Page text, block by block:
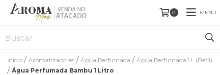
0 MENU
Início / Aromatizadores / Água Perfumada / Água Perfumada 1 L (Refil)
/ Água Perfumada Bambu 1 Litro